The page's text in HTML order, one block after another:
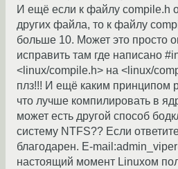
И ещё если к файлу compile.h
других файла, то к файлу
больше 10. Может это просто
исправить там где написано
<linux/compile.h> на <linux/
плз!!! И ещё каким принципом
что лучше компилировать в
может есть другой способ
систему NTFS?? Если
благодарен. E-
настоящий момент Linuxом